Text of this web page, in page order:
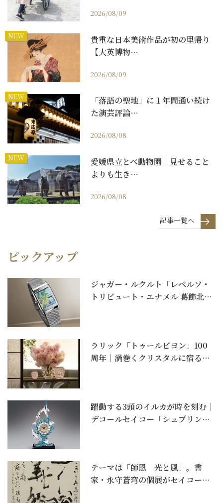
2026/08/09
NEW
貴重な日本美術作品が初の里帰り
【大英博物…
2026/08/09
NEW
「落語の聖地」に１年間通い続け
た演芸評論…
2026/08/08
NEW
愛媛県立とべ動物園｜見せること
よりも生き…
2026/08/08
記事一覧へ
ピックアップ
ジャガー・ルクルト「レベルソ・
トリビュート・エナメル 葛飾北斎
ラリック「トゥールビヨン」100
周年｜渦巻くクリスタルに宿る一
躍動する3頭のイルカが時を刻む｜
デコールセイコー「シュプリンゲ
テーマは「師恩 光と風」。書
家・永守蒼穹の個展がセイコーハ